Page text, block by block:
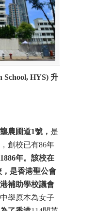
School, HYS) 升
農圃道1號， 是
創校已有86年
1886年。該校在
，是香港聖公會
補助學校議會
學原本為女子